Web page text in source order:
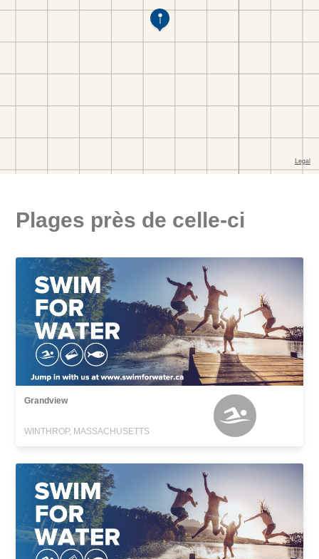
Plages près de celle-ci
Grandview
WINTHROP, MASSACHUSETTS